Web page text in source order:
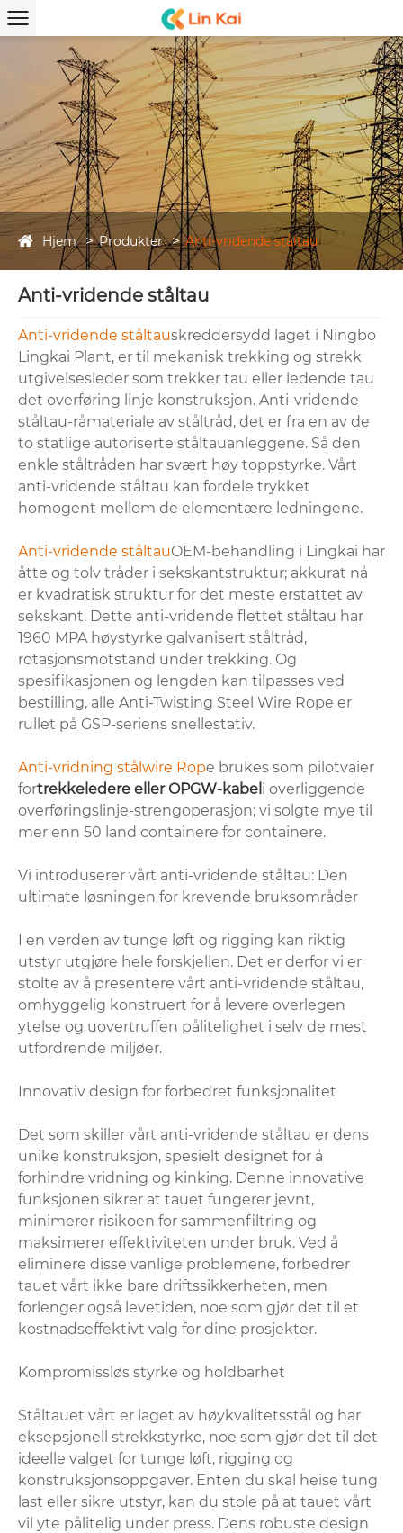
Hjem Produkter Anti-vridende ståltau
Anti-vridende ståltau
Anti-vridende ståltauskreddersydd laget i Ningbo
Lingkai Plant, er til mekanisk trekking og strekk
utgivelsesleder som trekker tau eller ledende tau
det overføring linje konstruksjon. Anti-vridende
ståltau-råmateriale av ståltråd, det er fra en av de
to statlige autoriserte ståltauanleggene. Så den
enkle ståltråden har svært høy toppstyrke. Vårt
anti-vridende ståltau kan fordele trykket
homogent mellom de elementære ledningene.
Anti-vridende ståltauOEM-behandling i Lingkai har
åtte og tolv tråder i sekskantstruktur; akkurat nå
er kvadratisk struktur for det meste erstattet av
sekskant. Dette anti-vridende flettet ståltau har
1960 MPA høystyrke galvanisert ståltråd,
rotasjonsmotstand under trekking. Og
spesifikasjonen og lengden kan tilpasses ved
bestilling, alle Anti-Twisting Steel Wire Rope er
rullet på GSP-seriens snellestativ.
Anti-vridning stålwire Rope brukes som pilotvaier
fortrekkeledere eller OPGW-kabel i overliggende
overføringslinje-strengoperasjon; vi solgte mye til
mer enn 50 land containere for containere.
Vi introduserer vårt anti-vridende ståltau: Den
ultimate løsningen for krevende bruksområder
I en verden av tunge løft og rigging kan riktig
utstyr utgjøre hele forskjellen. Det er derfor vi er
stolte av å presentere vårt anti-vridende ståltau,
omhyggelig konstruert for å levere overlegen
ytelse og uovertruffen pålitelighet i selv de mest
utfordrende miljøer.
Innovativ design for forbedret funksjonalitet
Det som skiller vårt anti-vridende ståltau er dens
unike konstruksjon, spesielt designet for å
forhindre vridning og kinking. Denne innovative
funksjonen sikrer at tauet fungerer jevnt,
minimerer risikoen for sammenfiltring og
maksimerer effektiviteten under bruk. Ved å
eliminere disse vanlige problemene, forbedrer
tauet vårt ikke bare driftssikkerheten, men
forlenger også levetiden, noe som gjør det til et
kostnadseffektivt valg for dine prosjekter.
Kompromissløs styrke og holdbarhet
Ståltauet vårt er laget av høykvalitetsstål og har
eksepsjonell strekkstyrke, noe som gjør det til det
ideelle valget for tunge løft, rigging og
konstruksjonsoppgaver. Enten du skal heise tung
last eller sikre utstyr, kan du stole på at tauet vårt
vil yte pålitelig under press. Dens robuste design